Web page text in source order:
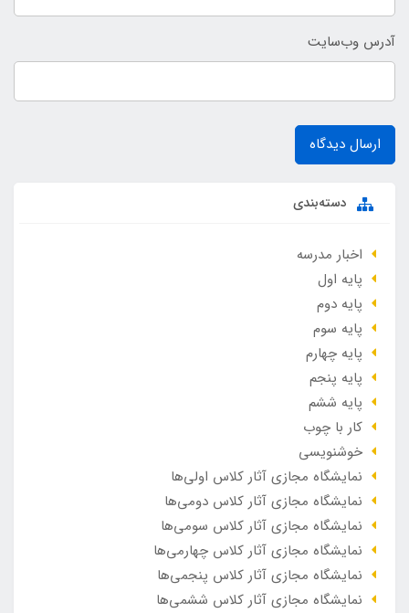
آدرس وب‌سایت
ارسال دیدگاه
دسته‌بندی
اخبار مدرسه
پایه اول
پایه دوم
پایه سوم
پایه چهارم
پایه پنجم
پایه ششم
کار با چوب
خوشنویسی
نمایشگاه مجازی آثار کلاس اولی‌ها
نمایشگاه مجازی آثار کلاس دومی‌ها
نمایشگاه مجازی آثار کلاس سومی‌ها
نمایشگاه مجازی آثار کلاس چهارمی‌ها
نمایشگاه مجازی آثار کلاس پنجمی‌ها
نمایشگاه مجازی آثار کلاس ششمی‌ها